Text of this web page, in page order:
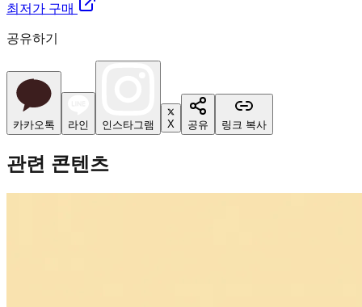
최저가 구매
공유하기
카카오톡 라인 인스타그램 X 공유 링크 복사
관련 콘텐츠